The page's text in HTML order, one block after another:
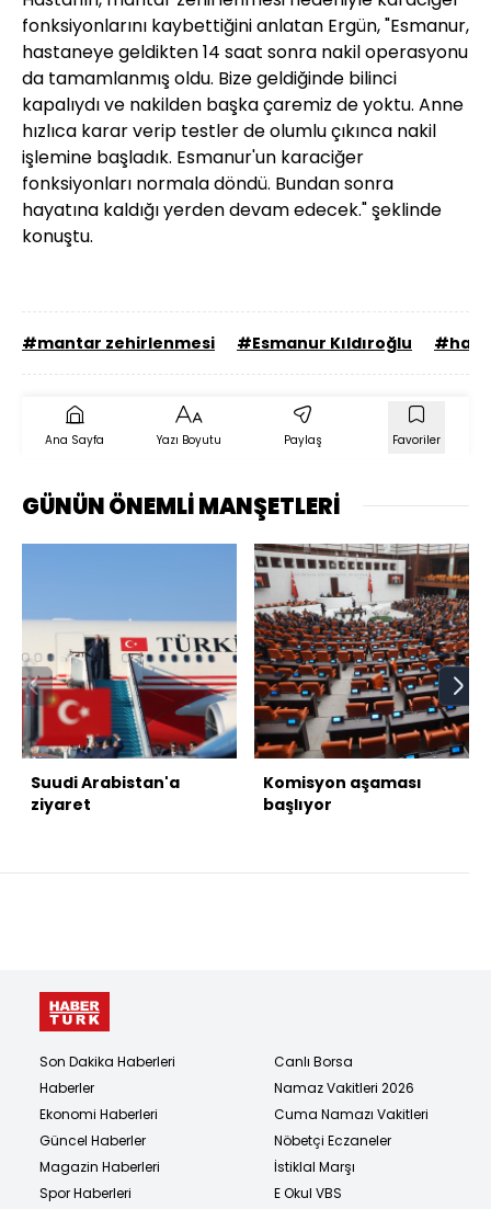
fonksiyonlarını kaybettiğini anlatan Ergün, "Esmanur,
hastaneye geldikten 14 saat sonra nakil operasyonu
da tamamlanmış oldu. Bize geldiğinde bilinci
kapalıydı ve nakilden başka çaremiz de yoktu. Anne
hızlıca karar verip testler de olumlu çıkınca nakil
işlemine başladık. Esmanur'un karaciğer
fonksiyonları normala döndü. Bundan sonra
hayatına kaldığı yerden devam edecek." şeklinde
konuştu.
#mantar zehirlenmesi #Esmanur Kıldıroğlu
Ana Sayfa Yazı Boyutu Paylaş Favoriler
GÜNÜN ÖNEMLİ MANŞETLERİ
Suudi Arabistan'a
ziyaret
Komisyon aşaması
başlıyor
Son Dakika Haberleri
Haberler
Ekonomi Haberleri
Güncel Haberler
Magazin Haberleri
Spor Haberleri
Canlı Borsa
Namaz Vakitleri 2026
Cuma Namazı Vakitleri
Nöbetçi Eczaneler
İstiklal Marşı
E Okul VBS